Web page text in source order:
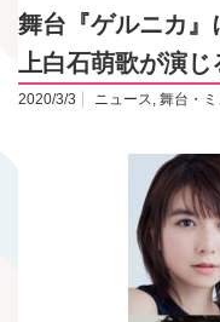
舞台『ゲルニカ』
上白石萌歌が演
2020/3/3 ニュース, 舞台・